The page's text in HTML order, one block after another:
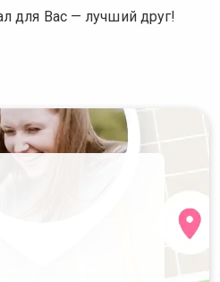
для Вас — лучший друг!